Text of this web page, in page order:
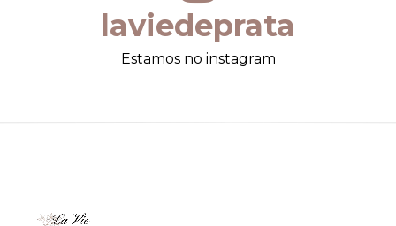
laviedeprata
Estamos no instagram